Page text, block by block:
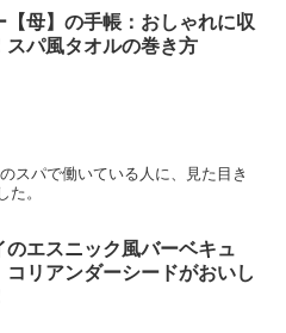
【母】の手帳：おしゃれに収
スパ風タオルの巻き方
スパで働いている人に、見た目き
。
のエスニック風バーベキュ
リアンダーシードがおいし